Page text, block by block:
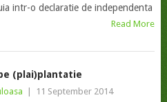
intr-o declaratie de independenta
Read More
(plai)plantatie
11 September 2014